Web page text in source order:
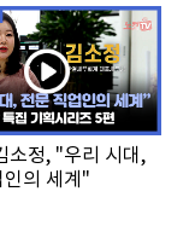
소정, "우리 시대,
인의 세계"